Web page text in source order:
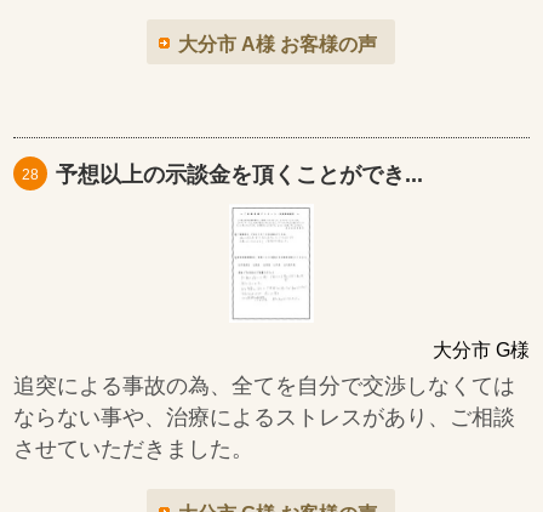
大分市 A様 お客様の声
予想以上の示談金を頂くことができ...
28
大分市 G様
追突による事故の為、全てを自分で交渉しなくては
ならない事や、治療によるストレスがあり、ご相談
させていただきました。